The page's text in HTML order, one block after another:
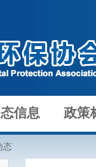
信息 政策
态